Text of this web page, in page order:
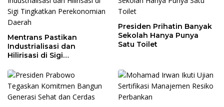
Mentrans Pastikan
Industrialisasi dan
Hilirisasi di Sigi
Perekonomian Daerah
Presiden Prihatin Banyak
Sekolah Hanya Punya
Satu Toilet